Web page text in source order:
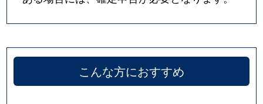
こんな方におすすめ